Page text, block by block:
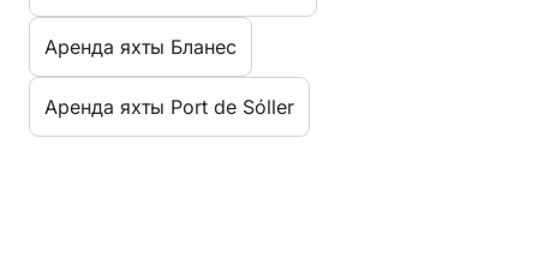
Aренда яхты Бланес
Aренда яхты Port de Sóller